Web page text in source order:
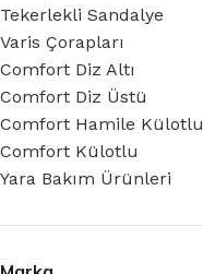
Tekerlekli Sandalye
Varis Çorapları
Comfort Diz Altı
Comfort Diz Üstü
Comfort Hamile Külotlu
Comfort Külotlu
Yara Bakım Ürünleri